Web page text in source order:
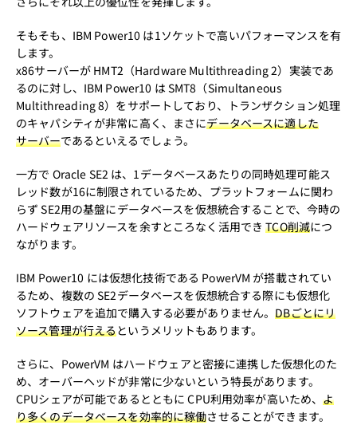
そもそも、IBM Power10 は1ソケットで高いパフォーマンスを有
します。
x86サーバーが HMT2（Hardware Multithreading 2）実装であ
るのに対し、IBM Power10 は SMT8（Simultaneous
Multithreading 8）をサポートしており、トランザクション処理
のキャパシティが非常に高く、まさにデータベースに適した
サーバーであるといえるでしょう。
一方で Oracle SE2 は、1データベースあたりの同時処理可能ス
レッド数が16に制限されているため、プラットフォームに関わ
らず SE2用の基盤にデータベースを仮想統合することで、今時の
ハードウェアリソースを余すところなく活用できTCO削減につ
ながります。
IBM Power10 には仮想化技術である PowerVM が搭載されてい
るため、複数の SE2データベースを仮想統合する際にも仮想化
ソフトウェアを追加で購入する必要がありません。DBごとにリ
ソース管理が行えるというメリットもあります。
さらに、PowerVM はハードウェアと密接に連携した仮想化のた
め、オーバーヘッドが非常に少ないという特長があります。
CPUシェアが可能であるとともに CPU利用効率が高いため、よ
り多くのデータベースを効率的に稼働させることができます。